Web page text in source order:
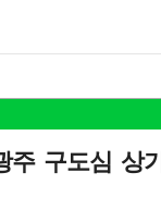
주 구도심 상